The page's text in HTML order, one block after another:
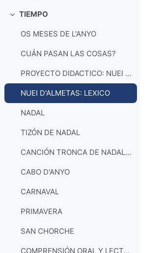
Colapsar
TIEMPO
OS MESES DE L'ANYO
CUÁN PASAN LAS COSAS?
PROYECTO DIDACTICO: NUEI D'ALMETAS
NUEI D'ALMETAS: LEXICO
NADAL
TIZÓN DE NADAL
CANCIÓN TRONCA DE NADAL_OLGA Y LOS MINISTRILES
CABO D'ANYO
CARNAVAL
PRIMAVERA
SAN CHORCHE
COMPRENSIÓN ORAL Y LECTORA: NUEI D'ALMETAS